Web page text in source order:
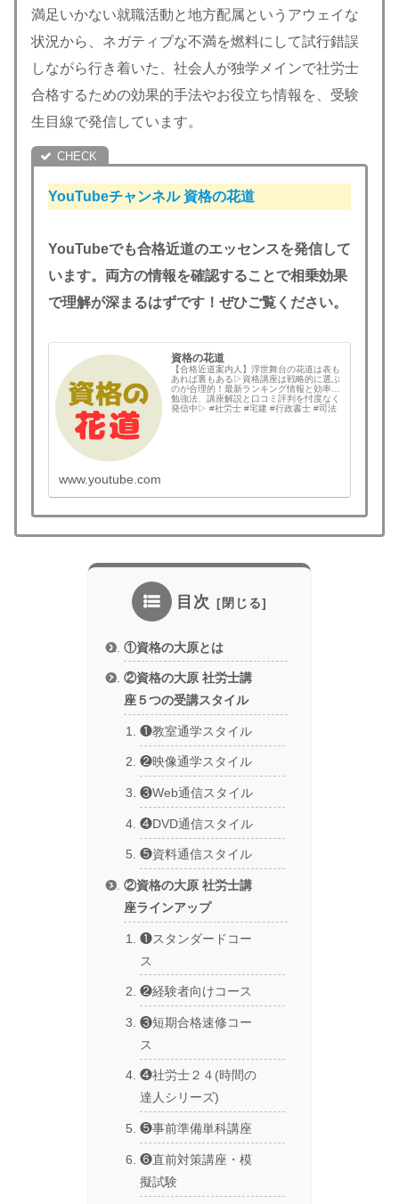
満足いかない就職活動と地方配属というアウェイな
状況から、ネガティブな不満を燃料にして試行錯誤
しながら行き着いた、社会人が独学メインで社労士
合格するための効果的手法やお役立ち情報を、受験
生目線で発信しています。
YouTubeチャンネル 資格の花道
YouTubeでも合格近道のエッセンスを発信して
います。両方の情報を確認することで相乗効果
で理解が深まるはずです！ぜひご覧ください。
資格の花道
【合格近道案内人】浮世舞台の花道は表も
あれば裏もある▷資格講座は戦略的に選ぶ
のが合理的！最新ランキング情報と効率的
勉強法、講座解説と口コミ評判を忖度なく
発信中▷ #社労士 #宅建 #行政書士 #司法
www.youtube.com
目次
①資格の大原とは
②資格の大原 社労士講
座５つの受講スタイル
❶教室通学スタイル
❷映像通学スタイル
❸Web通信スタイル
❹DVD通信スタイル
❺資料通信スタイル
②資格の大原 社労士講
座ラインアップ
❶スタンダードコー
ス
❷経験者向けコース
❸短期合格速修コー
ス
❹社労士２４(時間の
達人シリーズ)
❺事前準備単科講座
❻直前対策講座・模
擬試験